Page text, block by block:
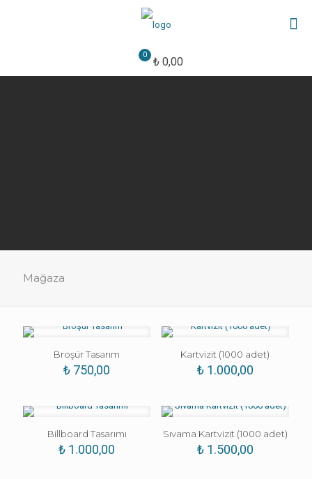
0
₺ 0,00
Mağaza
Broşür Tasarım
₺ 750,00
Kartvizit (1000 adet)
₺1.000,00
Billboard Tasarımı
₺ 1.000,00
Sıvama Kartvizit (1000 adet)
₺1.500,00